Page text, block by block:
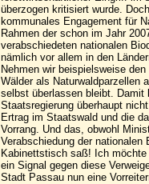
überzogen kritisiert wurde.
kommunales Engagement für
Rahmen der schon im Jahr
verabschiedeten nationalen
nämlich vor allem in den
Nehmen wir beispielsweise
Wälder als Naturwaldparzellen
selbst überlassen bleibt.
Staatsregierung überhaupt
Ertrag im Staatswald und die
Vorrang. Und das, obwohl
Verabschiedung der
Kabinettstisch saß! Ich
ein Signal gegen diese
Stadt Passau nun eine